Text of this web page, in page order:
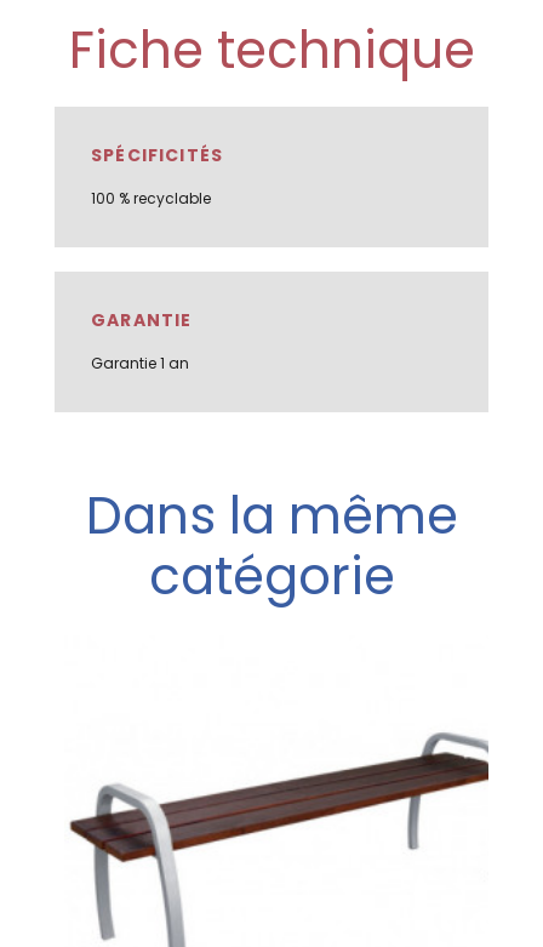
Fiche technique
SPÉCIFICITÉS
100 % recyclable
GARANTIE
Garantie 1 an
Dans la même
catégorie